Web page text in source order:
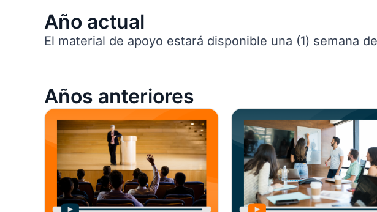
Año actual
El material de apoyo estará disponible una (1) semana
Años anteriores